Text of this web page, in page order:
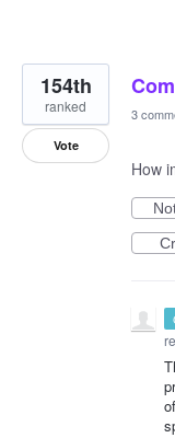
154th
ranked
Vote
3
How